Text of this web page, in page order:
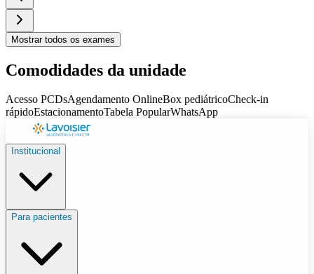
Mostrar todos os exames
Comodidades da unidade
Acesso PCDsAgendamento OnlineBox pediátricoCheck-in
rápidoEstacionamentoTabela PopularWhatsApp
Institucional
Para pacientes